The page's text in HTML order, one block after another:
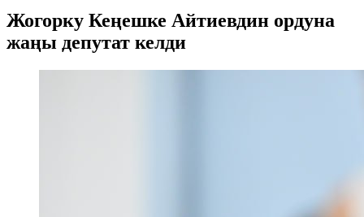
Жогорку Кеңешке Айтиевдин ордуна
жаңы депутат келди